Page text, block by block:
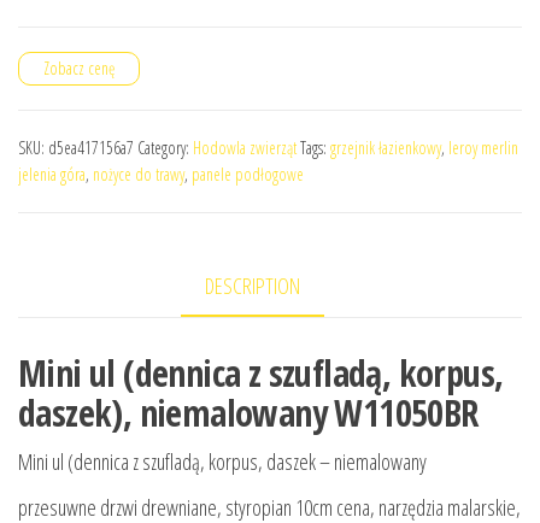
Zobacz cenę
SKU: d5ea417156a7 Category: Hodowla zwierzątTags: grzejnik łazienkowy, leroy merlin
jelenia góra, nożyce do trawy, panele podłogowe
DESCRIPTION
Mini ul (dennica z szufladą, korpus,
daszek), niemalowany W11050BR
Mini ul (dennica z szufladą, korpus, daszek – niemalowany
przesuwne drzwi drewniane, styropian 10cm cena, narzędzia malarskie,